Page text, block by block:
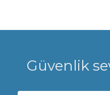
Güvenlik